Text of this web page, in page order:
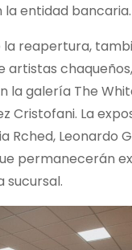
la entidad bancaria.
la reapertura,
artistas
la galería The
Cristofani. La
Rched, Leonardo
permanecerán
sucursal.